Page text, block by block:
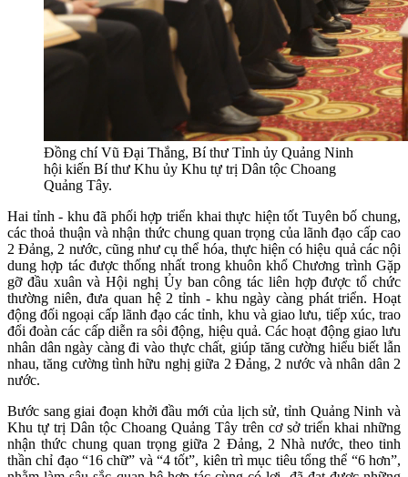
Đồng chí Vũ Đại Thắng, Bí thư Tỉnh ủy Quảng Ninh
hội kiến Bí thư Khu ủy Khu tự trị Dân tộc Choang
Quảng Tây.
Hai tỉnh - khu đã phối hợp triển khai thực hiện tốt Tuyên bố chung,
các thoả thuận và nhận thức chung quan trọng của lãnh đạo cấp cao
2 Đảng, 2 nước, cũng như cụ thể hóa, thực hiện có hiệu quả các nội
dung hợp tác được thống nhất trong khuôn khổ Chương trình Gặp
gỡ đầu xuân và Hội nghị Ủy ban công tác liên hợp được tổ chức
thường niên, đưa quan hệ 2 tỉnh - khu ngày càng phát triển. Hoạt
động đối ngoại cấp lãnh đạo các tỉnh, khu và giao lưu, tiếp xúc, trao
đổi đoàn các cấp diễn ra sôi động, hiệu quả. Các hoạt động giao lưu
nhân dân ngày càng đi vào thực chất, giúp tăng cường hiểu biết lẫn
nhau, tăng cường tình hữu nghị giữa 2 Đảng, 2 nước và nhân dân 2
nước.
Bước sang giai đoạn khởi đầu mới của lịch sử, tỉnh Quảng Ninh và
Khu tự trị Dân tộc Choang Quảng Tây trên cơ sở triển khai những
nhận thức chung quan trọng giữa 2 Đảng, 2 Nhà nước, theo tinh
thần chỉ đạo “16 chữ” và “4 tốt”, kiên trì mục tiêu tổng thể “6 hơn”,